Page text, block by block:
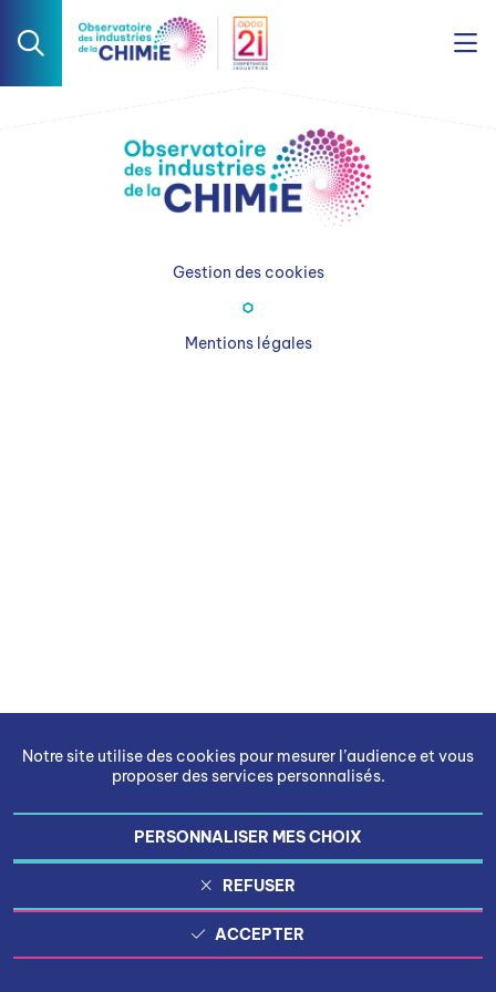
Notre site utilise des cookies pour mesurer l’audience et vous
proposer des services personnalisés.
PERSONNALISER MES CHOIX
REFUSER
ACCEPTER
Gestion des cookies
Mentions légales